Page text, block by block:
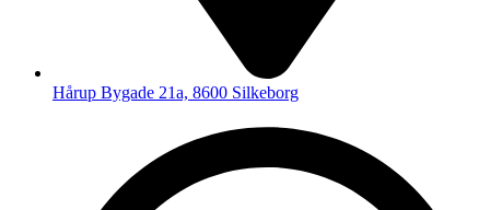
Hårup Bygade 21a, 8600 Silkeborg